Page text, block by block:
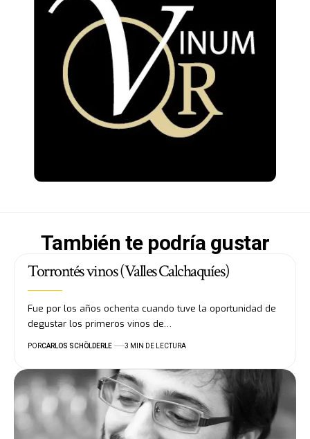
También te podría gustar
Torrontés vinos (Valles Calchaquíes)
Fue por los años ochenta cuando tuve la oportunidad de
degustar los primeros vinos de…
PORCARLOS SCHÖLDERLE 3 MIN DE LECTURA